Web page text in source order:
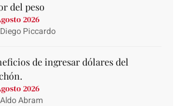
del peso
2026
Piccardo
de ingresar dólares del
2026
Abram